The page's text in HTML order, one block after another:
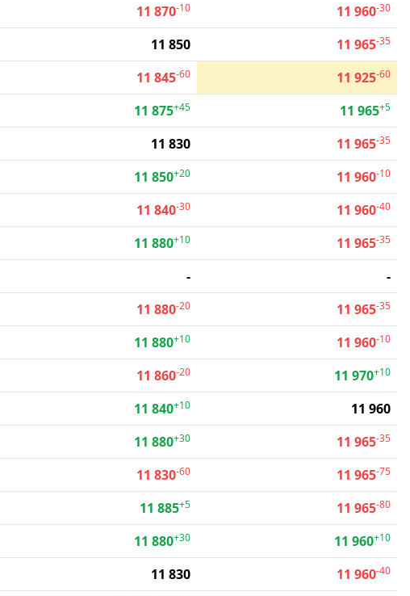
11 870-10 11 960-30
11 850 11 965-35
11 845-60 11 925-60
11 875+45 11 965+5
11 830 11 965-35
11 850+20 11 960-10
11 840-30 11 960-40
11 880+10 11 965-35
-
-
11 880-20 11 965-35
11 880+10 11 960-10
11 860-20 11 970+10
11 840+10
11 960
11 880+30 11 965-35
11 830-60 11 965-75
11 885+5 11 965-80
11 880+30 11 960+10
11 830 11 960-40